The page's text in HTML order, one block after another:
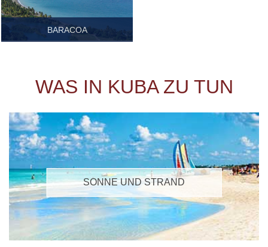
BARACOA
WAS IN KUBA ZU TUN
SONNE UND STRAND